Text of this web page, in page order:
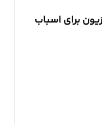
برای اسباب